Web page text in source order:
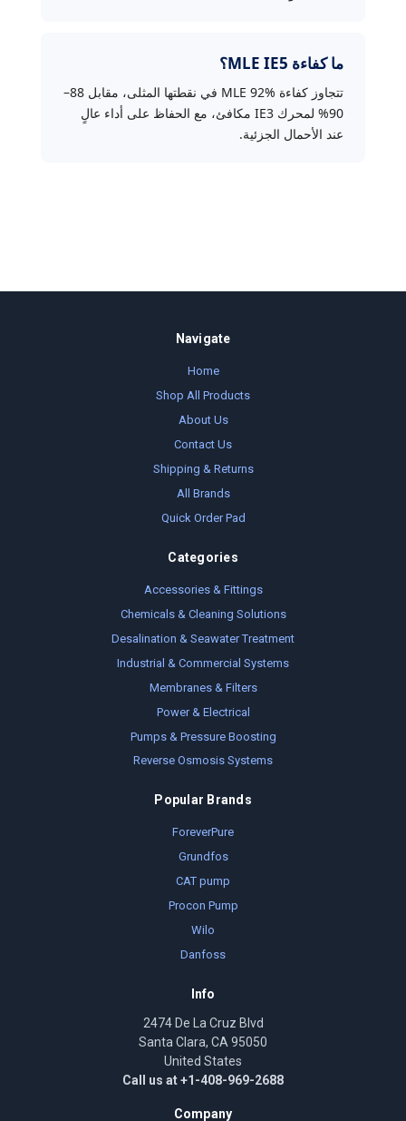
ما كفاءة MLE IE5؟
تتجاوز كفاءة MLE 92% في نقطتها المثلى، مقابل 88–
90% لمحرك IE3 مكافئ، مع الحفاظ على أداء عالٍ
عند الأحمال الجزئية.
Navigate
Home
Shop All Products
About Us
Contact Us
Shipping & Returns
All Brands
Quick Order Pad
Categories
Accessories & Fittings
Chemicals & Cleaning Solutions
Desalination & Seawater Treatment
Industrial & Commercial Systems
Membranes & Filters
Power & Electrical
Pumps & Pressure Boosting
Reverse Osmosis Systems
Popular Brands
ForeverPure
Grundfos
CAT pump
Procon Pump
Wilo
Danfoss
Info
2474 De La Cruz Blvd
Santa Clara, CA 95050
United States
Call us at +1-408-969-2688
Company